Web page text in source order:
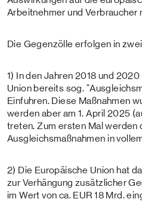
Arbeitnehmer und Verbraucher
Die Gegenzölle erfolgen in
1) In den Jahren 2018 und
Union bereits sog.
Einfuhren. Diese Maßnahmen
werden aber am 1. April 2025
treten. Zum ersten Mal werden
Ausgleichsmaßnahmen in
2) Die Europäische Union hat
zur Verhängung zusätzlicher
im Wert von ca. EUR 18 Mrd.